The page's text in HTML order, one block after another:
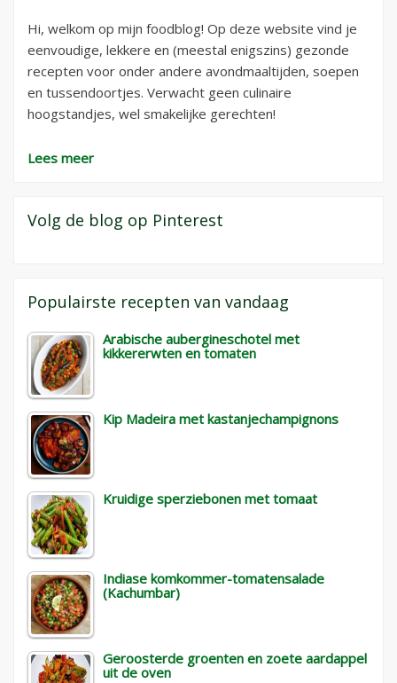
Hi, welkom op mijn foodblog! Op deze website vind je
eenvoudige, lekkere en (meestal enigszins) gezonde
recepten voor onder andere avondmaaltijden, soepen
en tussendoortjes. Verwacht geen culinaire
hoogstandjes, wel smakelijke gerechten!
Lees meer
Volg de blog op Pinterest
Populairste recepten van vandaag
Arabische aubergineschotel met
kikkererwten en tomaten
Kip Madeira met kastanjechampignons
Kruidige sperziebonen met tomaat
Indiase komkommer-tomatensalade
(Kachumbar)
Geroosterde groenten en zoete aardappel
uit de oven